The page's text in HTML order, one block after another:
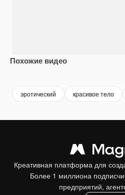
Похожие видео
эротический красивое тело
Креативная платформа для
Более 1 миллиона
предприятий,